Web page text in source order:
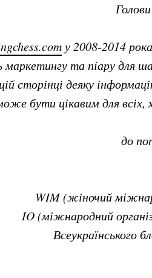
у 2008-2014
маркетингу та піару для
сторінці деяку
бути цікавим для всіх,
до
WIM (жіночий
IO (міжнародний
Всеукраїнського